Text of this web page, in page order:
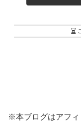
※本ブログはアフィ